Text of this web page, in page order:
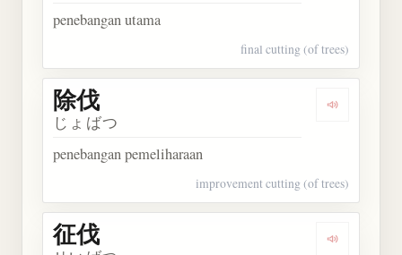
penebangan utama
final cutting (of trees)
Dengarkan
除伐
じょばつ
penebangan pemeliharaan
improvement cutting (of trees)
Dengarkan
征伐